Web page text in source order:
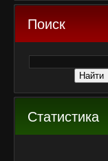
Поиск
Статистика